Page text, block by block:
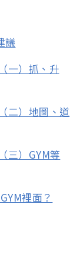
議
一）抓、升
二）地圖、道
三）GYM等
裡面？